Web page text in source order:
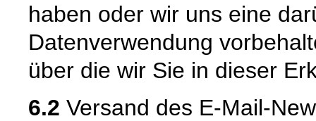
haben oder wir uns eine
Datenverwendung
über die wir Sie in dieser
6.2 Versand des E-Mail-